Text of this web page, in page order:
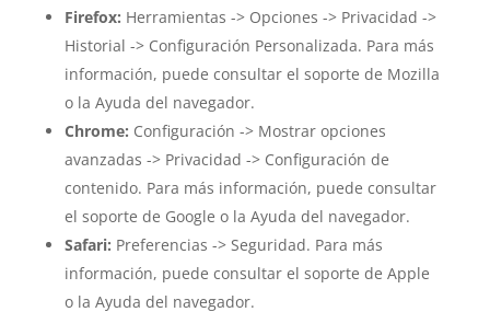
Firefox: Herramientas -> Opciones -> Privacidad ->
Historial -> Configuración Personalizada. Para más
información, puede consultar el soporte de Mozilla
o la Ayuda del navegador.
Chrome: Configuración -> Mostrar opciones
avanzadas -> Privacidad -> Configuración de
contenido. Para más información, puede consultar
el soporte de Google o la Ayuda del navegador.
Safari: Preferencias -> Seguridad. Para más
información, puede consultar el soporte de Apple
o la Ayuda del navegador.